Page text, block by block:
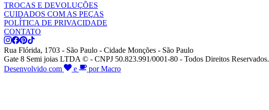
TROCAS E DEVOLUÇÕES
CUIDADOS COM AS PEÇAS
POLÍTICA DE PRIVACIDADE
CONTATO
Rua Flórida, 1703 - São Paulo - Cidade Monções - São Paulo
Gate 8 Semi joias LTDA © - CNPJ 50.823.991/0001-80 - Todos Direitos Reservados.
Desenvolvido com
e por Macro